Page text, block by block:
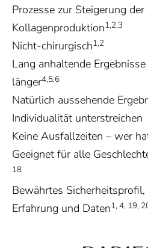
Prozesse zur Steigerung der
Kollagenproduktion1,2,3
Nicht-chirurgisch1,2
Lang anhaltende
länger4,5,6
Natürlich aussehende
Individualität unterstreichen
Keine Ausfallzeiten – wer
Geeignet für alle
18
Bewährtes
Erfahrung und Daten1, 4, 19,